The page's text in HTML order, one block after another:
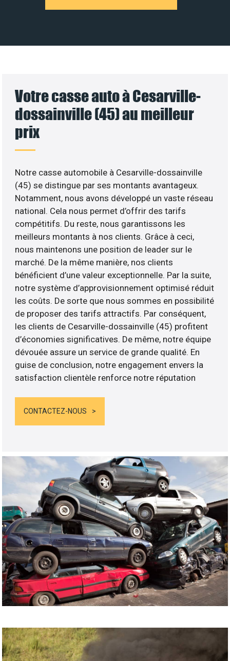
Votre casse auto à Cesarville-
dossainville (45) au meilleur
prix
Notre casse automobile à Cesarville-dossainville
(45) se distingue par ses montants avantageux.
Notamment, nous avons développé un vaste réseau
national. Cela nous permet d’offrir des tarifs
compétitifs. Du reste, nous garantissons les
meilleurs montants à nos clients. Grâce à ceci,
nous maintenons une position de leader sur le
marché. De la même manière, nos clients
bénéficient d’une valeur exceptionnelle. Par la suite,
notre système d’approvisionnement optimisé réduit
les coûts. De sorte que nous sommes en possibilité
de proposer des tarifs attractifs. Par conséquent,
les clients de Cesarville-dossainville (45) profitent
d’économies significatives. De même, notre équipe
dévouée assure un service de grande qualité. En
guise de conclusion, notre engagement envers la
satisfaction clientèle renforce notre réputation
CONTACTEZ-NOUS